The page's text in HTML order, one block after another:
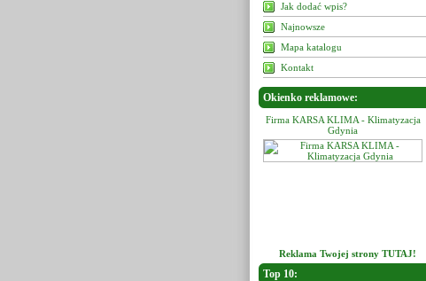
Jak dodać wpis?
Najnowsze
Mapa katalogu
Kontakt
Okienko reklamowe:
Firma KARSA KLIMA - Klimatyzacja
Gdynia
Reklama Twojej strony TUTAJ!
Top 10: